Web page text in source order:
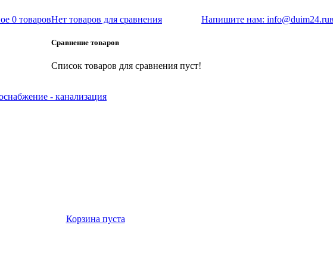
0 товаровНет товаров для сравнения
Сравнение товаров
Список товаров для сравнения пуст!
Напишите нам: info@duim24.ru
- канализация
Корзина пуста